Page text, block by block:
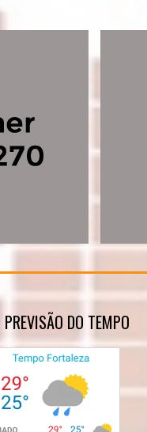
PREVISÃO DO TEMPO